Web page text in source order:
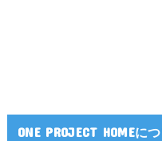
ONE PROJECT HOMEに